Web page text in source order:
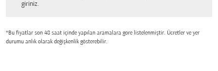
giriniz.
*Bu fiyatlar son 48 saat içinde yapılan aramalara gore listelenmiştir. Ücretler ve yer
durumu anlık olarak değişkenlik gösterebilir.